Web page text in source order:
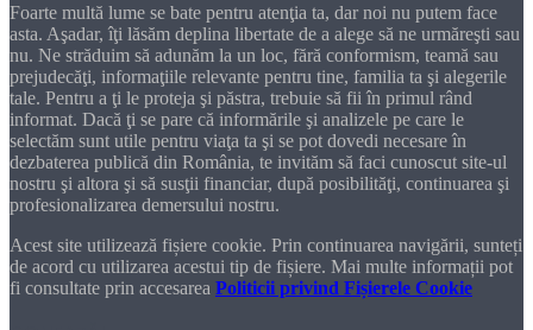
Foarte multă lume se bate pentru atenţia ta, dar noi nu putem face
asta. Aşadar, îţi lăsăm deplina libertate de a alege să ne urmăreşti sau
nu. Ne străduim să adunăm la un loc, fără conformism, teamă sau
prejudecăţi, informaţiile relevante pentru tine, familia ta şi alegerile
tale. Pentru a ţi le proteja şi păstra, trebuie să fii în primul rând
informat. Dacă ţi se pare că informările şi analizele pe care le
selectăm sunt utile pentru viaţa ta şi se pot dovedi necesare în
dezbaterea publică din România, te invităm să faci cunoscut site-ul
nostru şi altora şi să susţii financiar, după posibilităţi, continuarea şi
profesionalizarea demersului nostru.
Acest site utilizează fișiere cookie. Prin continuarea navigării, sunteți
de acord cu utilizarea acestui tip de fișiere. Mai multe informații pot
fi consultate prin accesarea Politicii privind Fișierele Cookie